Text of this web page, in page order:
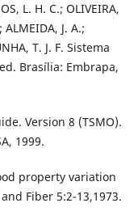
L. H. C.; OLIVEIRA,
ALMEIDA, J. A.;
T. J. F. Sistema
Brasília: Embrapa,
Version 8 (TSMO).
1999.
property variation
Fiber 5:2-13,1973.